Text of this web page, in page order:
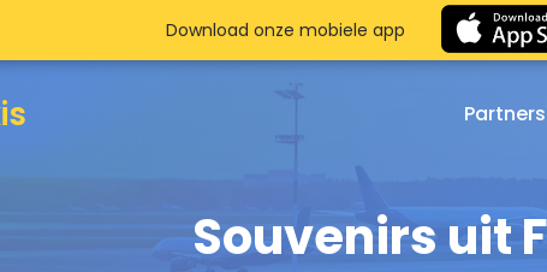
Souvenirs uit
Download onze mobiele app